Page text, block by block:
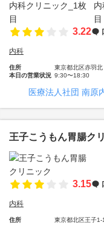
3.22
内科
住所
東京都北区赤羽北
本日の営業状況 9:30〜18:30
医療法人社団 南原
王子こうもん胃腸ク
3.15
内科
住所 東京都北区王子1-